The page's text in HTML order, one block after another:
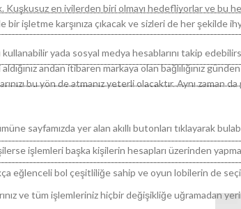
Kuşkusuz en iyilerden biri olmayı hedefliyorlar ve bu
işletme karşınıza çıkacak ve sizleri de her şekilde
kullanabilir yada sosyal medya hesablarını takip
andan itibaren markaya olan bağlılığınız
bu yön de atmanız yeterli olacaktır. Aynı
sayfamızda yer alan akıllı butonları tıklayarak
işlemleri başka kişilerin hesapları üzerinden
eğlenceli bol çeşitliliğe sahip ve oyun lobilerin de
ve tüm işlemleriniz hiçbir değişikliğe uğramadan